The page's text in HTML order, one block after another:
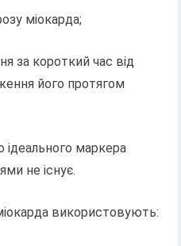
міокарда;
за короткий час від
його протягом
ідеального маркера
не існує.
використовують: